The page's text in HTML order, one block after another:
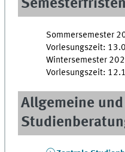
Semesterfristen
Sommersemester
Vorlesungszeit:
Wintersemester
Vorlesungszeit:
Allgemeine